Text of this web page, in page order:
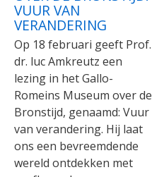
VUUR VAN
VERANDERING
Op 18 februari geeft Prof.
dr. luc Amkreutz een
lezing in het Gallo-
Romeins Museum over de
Bronstijd, genaamd: Vuur
van verandering. Hij laat
ons een bevreemdende
wereld ontdekken met